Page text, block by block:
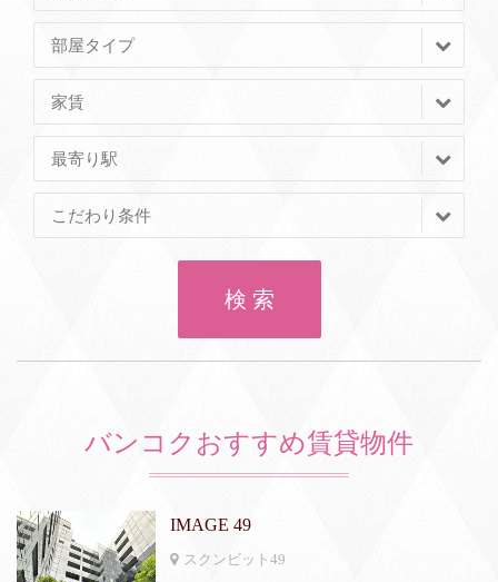
部屋タイプ
家賃
最寄り駅
こだわり条件
検 索
バンコクおすすめ賃貸物件
IMAGE 49
スクンビット49